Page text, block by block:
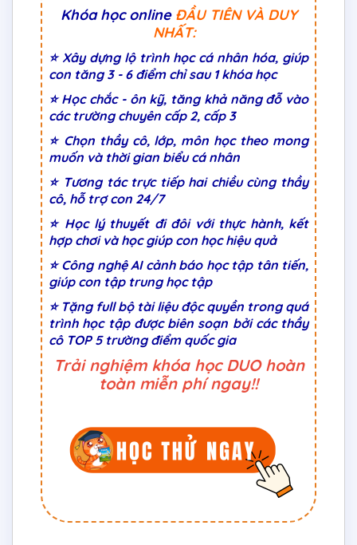
Khóa học online ĐẦU TIÊN VÀ DUY
NHẤT:
⭐ Xây dựng lộ trình học cá nhân hóa, giúp
con tăng 3 - 6 điểm chỉ sau 1 khóa học
⭐ Học chắc - ôn kỹ, tăng khả năng đỗ vào
các trường chuyên cấp 2, cấp 3
⭐ Chọn thầy cô, lớp, môn học theo mong
muốn và thời gian biểu cá nhân
⭐ Tương tác trực tiếp hai chiều cùng thầy
cô, hỗ trợ con 24/7
⭐ Học lý thuyết đi đôi với thực hành, kết
hợp chơi và học giúp con học hiệu quả
⭐ Công nghệ AI cảnh báo học tập tân tiến,
giúp con tập trung học tập
⭐ Tặng full bộ tài liệu độc quyền trong quá
trình học tập được biên soạn bởi các thầy
cô TOP 5 trường điểm quốc gia
Trải nghiệm khóa học DUO hoàn
toàn miễn phí ngay!!